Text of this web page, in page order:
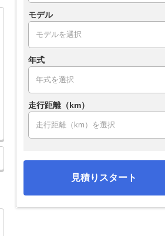
モデル
年式
走行距離（km）
見積りスタート